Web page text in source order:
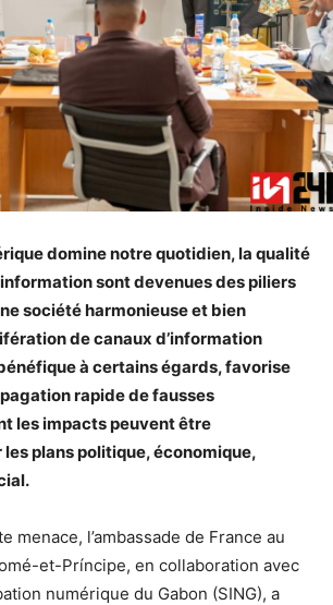
domine notre quotidien, la qualité
sont devenues des piliers
société harmonieuse et bien
de canaux d’information
à certains égards, favorise
rapide de fausses
les impacts peuvent être
plans politique, économique,
menace, l’ambassade de France au
et-Príncipe, en collaboration avec
numérique du Gabon (SING), a